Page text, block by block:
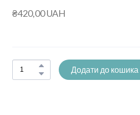
₴420,00 UAH
Додати до кошика